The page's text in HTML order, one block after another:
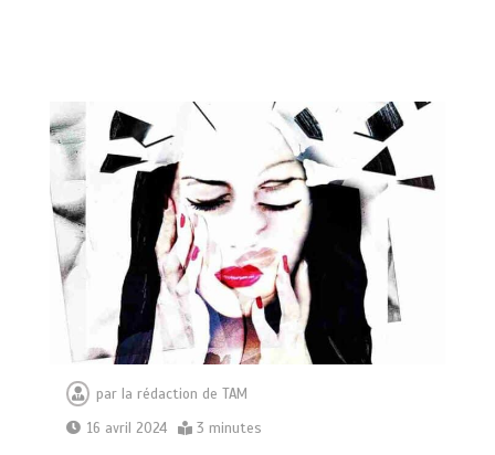
parla rédaction de TAM
16 avril 2024
3 minutes